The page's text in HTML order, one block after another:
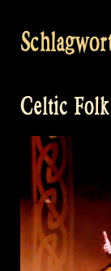
Celtic